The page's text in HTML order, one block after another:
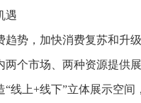
遇
趋势，加快消费复苏和升
个市场、两种资源提供展
“线上+线下”立体展示空